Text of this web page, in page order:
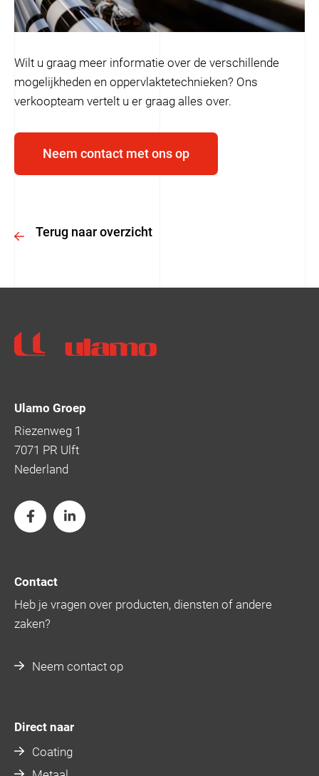
Wilt u graag meer informatie over de verschillende
mogelijkheden en oppervlaktetechnieken? Ons
verkoopteam vertelt u er graag alles over.
Neem contact met ons op
Terug naar overzicht
Ulamo Groep
Riezenweg 1
7071 PR Ulft
Nederland
Contact
Heb je vragen over producten, diensten of andere
zaken?
Neem contact op
Direct naar
Coating